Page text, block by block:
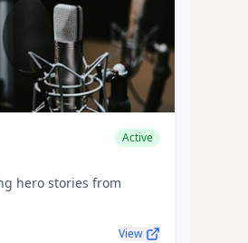
Active
hero stories from
View